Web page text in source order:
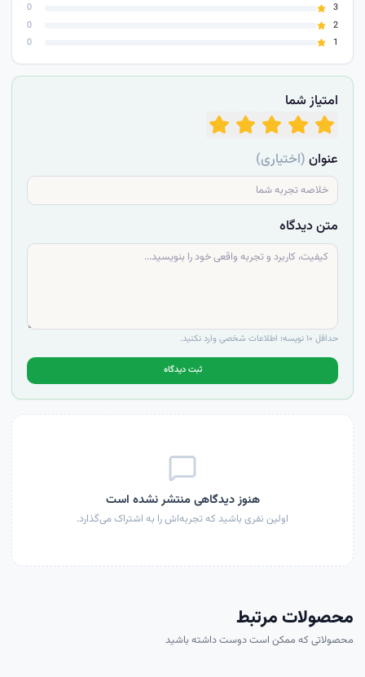
3
0
2
0
1
0
امتیاز شما
عنوان(اختیاری)
متن دیدگاه
حداقل ۱۰ نویسه؛ اطلاعات شخصی وارد نکنید.
ثبت دیدگاه
هنوز دیدگاهی منتشر نشده است
اولین نفری باشید که تجربه‌اش را به اشتراک می‌گذارد.
محصولات مرتبط
محصولاتی که ممکن است دوست داشته باشید